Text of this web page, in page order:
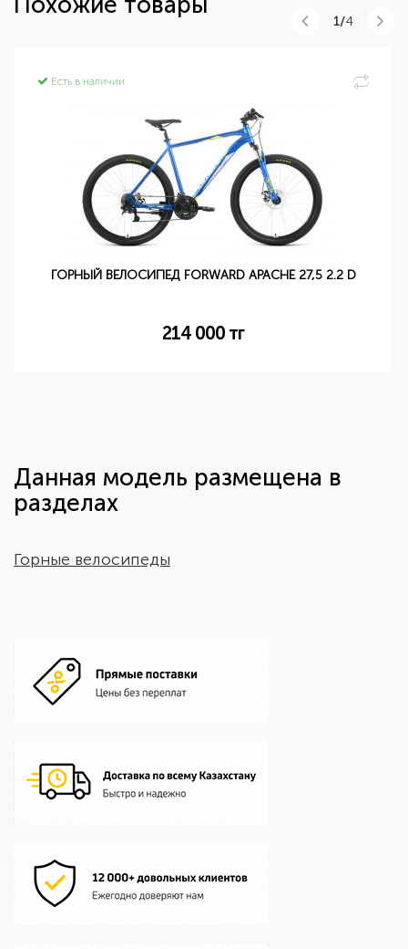
Есть в наличии
ГОРНЫЙ ВЕЛОСИПЕД FORWARD APACHE 27,5 2.2 D
214 000 тг
1/4
Данная модель размещена в
разделах
Горные велосипеды